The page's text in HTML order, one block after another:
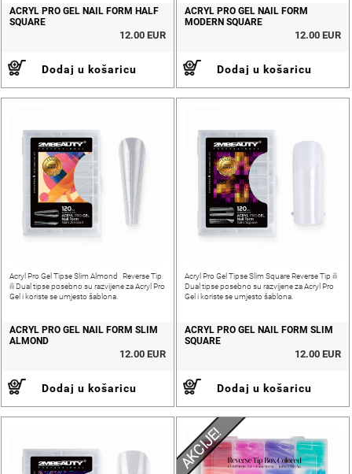
ACRYL PRO GEL NAIL FORM HALF
SQUARE
12.00 EUR
Dodaj u košaricu
ACRYL PRO GEL NAIL FORM
MODERN SQUARE
12.00 EUR
Dodaj u košaricu
Acryl Pro Gel Tipse Slim Almond Reverse Tip
ili Dual tipse posebno su razvijene za Acryl Pro
Gel i koriste se umjesto šablona.
ACRYL PRO GEL NAIL FORM SLIM
ALMOND
12.00 EUR
Dodaj u košaricu
Acryl Pro Gel Tipse Slim Square Reverse Tip ili
Dual tipse posebno su razvijene za Acryl Pro
Gel i koriste se umjesto šablona.
ACRYL PRO GEL NAIL FORM SLIM
SQUARE
12.00 EUR
Dodaj u košaricu
AKCIJE!